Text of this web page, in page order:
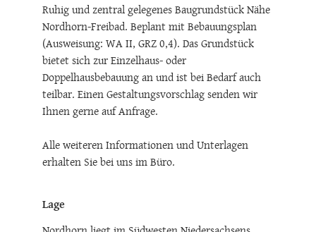
Ruhig und zentral gelegenes Baugrundstück Nähe
Nordhorn-Freibad. Beplant mit Bebauungsplan
(Ausweisung: WA II, GRZ 0,4). Das Grundstück
bietet sich zur Einzelhaus- oder
Doppelhausbebauung an und ist bei Bedarf auch
teilbar. Einen Gestaltungsvorschlag senden wir
Ihnen gerne auf Anfrage.
Alle weiteren Informationen und Unterlagen
erhalten Sie bei uns im Büro.
Lage